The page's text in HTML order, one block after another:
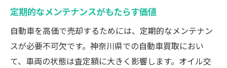
定期的なメンテナンスがもたらす価値
自動車を高価で売却するためには、定期的なメンテナン
スが必要不可欠です。神奈川県での自動車買取におい
て、車両の状態は査定額に大きく影響します。オイル交